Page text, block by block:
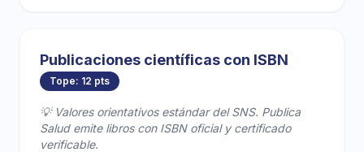
Publicaciones científicas con ISBN
Tope: 12 pts
💡 Valores orientativos estándar del SNS. Publica
Salud emite libros con ISBN oficial y certificado
verificable.